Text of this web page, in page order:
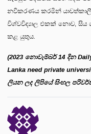
නවීකරණය කරමින්
විශ්වවිද්‍යාල එකක් නොව,
කළ යුතුය.
(2023 නොවැම්බර්14 දින
Lanka need private
ලියන ලද ලිපියේ සිංහල